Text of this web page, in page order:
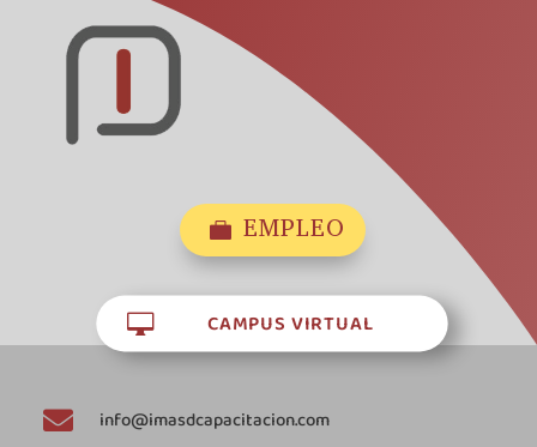
 EMPLEO
 CAMPUS VIRTUAL
 info@imasdcapacitacion.com